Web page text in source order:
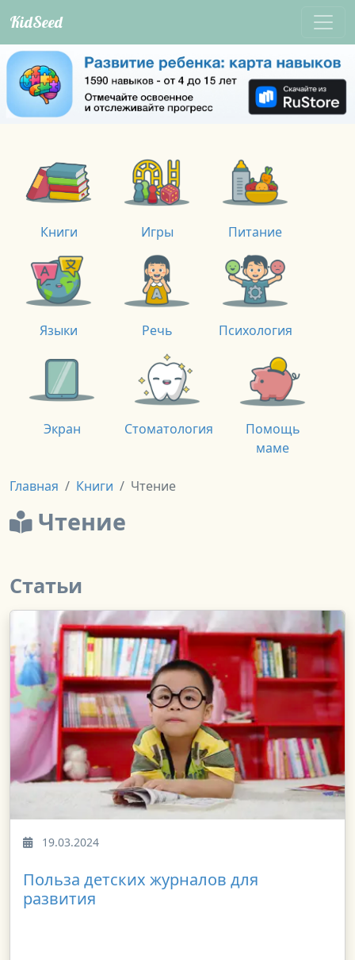
KidSeed
Книги Игры Питание
Языки Речь Психология
Экран Стоматология
Помощь
маме
Главная Книги Чтение
Чтение
Статьи
19.03.2024
Польза детских журналов для
развития